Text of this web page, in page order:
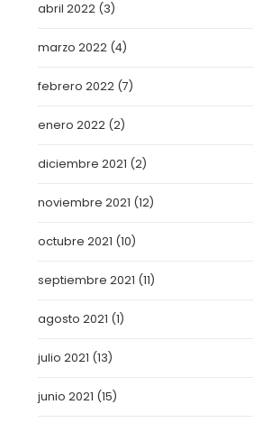
abril 2022 (3)
marzo 2022 (4)
febrero 2022 (7)
enero 2022 (2)
diciembre 2021 (2)
noviembre 2021 (12)
octubre 2021 (10)
septiembre 2021 (11)
agosto 2021 (1)
julio 2021 (13)
junio 2021 (15)